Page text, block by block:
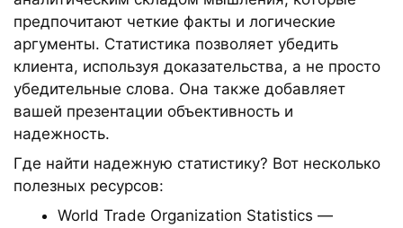
предпочитают четкие факты и логические
аргументы. Статистика позволяет убедить
клиента, используя доказательства, а не просто
убедительные слова. Она также добавляет
вашей презентации объективность и
надежность.
Где найти надежную статистику? Вот несколько
полезных ресурсов:
World Trade Organization Statistics —